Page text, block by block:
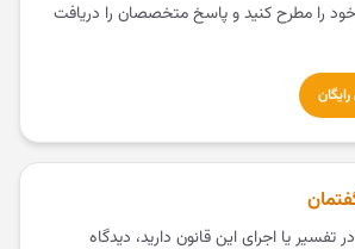
را مطرح کنید و پاسخ متخصصان را دریافت
تفسیر یا اجرای این قانون دارید، دیدگاه